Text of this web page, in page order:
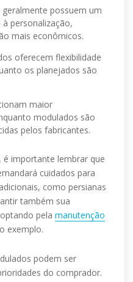
possuem um
personalização,
mais econômicos.
oferecem flexibilidade
os planejados são
maior
modulados são
pelos fabricantes.
importante lembrar que
cuidados para
como persianas
também sua
pela manutenção
exemplo.
podem ser
do comprador.